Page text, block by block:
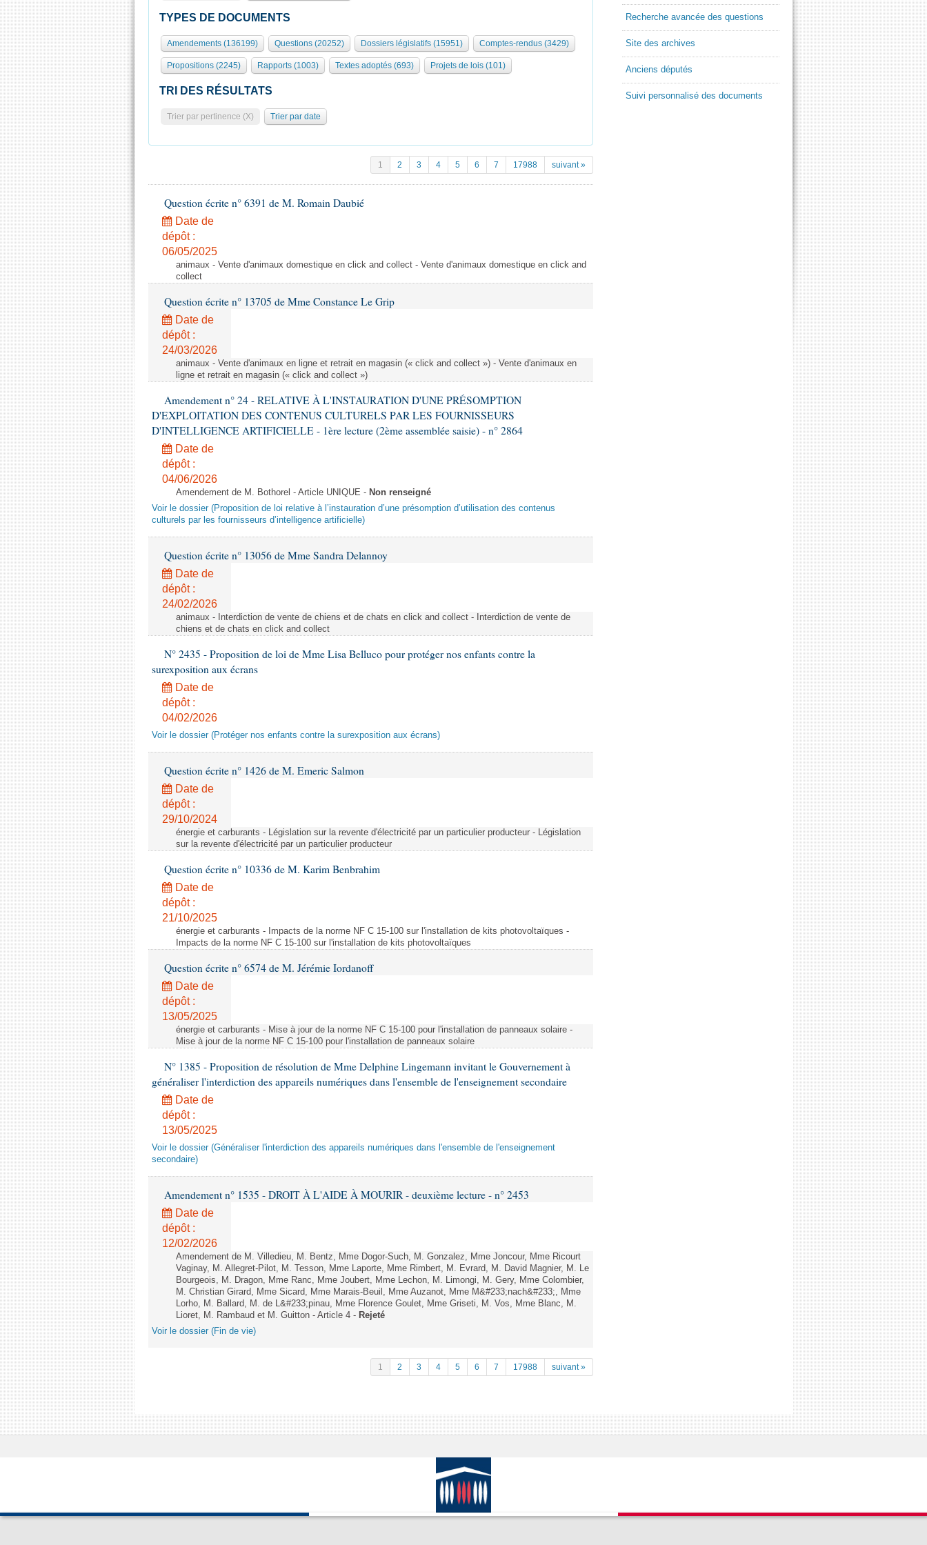
TYPES DE DOCUMENTS
Amendements (136199) Questions (20252) Dossiers législatifs (15951) Comptes-rendus (3429)
Propositions (2245) Rapports (1003) Textes adoptés (693) Projets de lois (101)
TRI DES RÉSULTATS
Trier par pertinence (X) Trier par date
1 2 3 4 5 6 7 17988 suivant »
Question écrite n° 6391 de M. Romain Daubié
Date de
dépôt :
06/05/2025
animaux - Vente d'animaux domestique en click and collect - Vente d'animaux domestique en click and
collect
Question écrite n° 13705 de Mme Constance Le Grip
Date de
dépôt :
24/03/2026
animaux - Vente d'animaux en ligne et retrait en magasin (« click and collect ») - Vente d'animaux en
ligne et retrait en magasin (« click and collect »)
Amendement n° 24 - RELATIVE À L'INSTAURATION D'UNE PRÉSOMPTION
D'EXPLOITATION DES CONTENUS CULTURELS PAR LES FOURNISSEURS
D'INTELLIGENCE ARTIFICIELLE - 1ère lecture (2ème assemblée saisie) - n° 2864
Date de
dépôt :
04/06/2026
Amendement de M. Bothorel - Article UNIQUE - Non renseigné
Voir le dossier (Proposition de loi relative à l’instauration d’une présomption d’utilisation des contenus
culturels par les fournisseurs d’intelligence artificielle)
Question écrite n° 13056 de Mme Sandra Delannoy
Date de
dépôt :
24/02/2026
animaux - Interdiction de vente de chiens et de chats en click and collect - Interdiction de vente de
chiens et de chats en click and collect
N° 2435 - Proposition de loi de Mme Lisa Belluco pour protéger nos enfants contre la
surexposition aux écrans
Date de
dépôt :
04/02/2026
Voir le dossier (Protéger nos enfants contre la surexposition aux écrans)
Question écrite n° 1426 de M. Emeric Salmon
Date de
dépôt :
29/10/2024
énergie et carburants - Législation sur la revente d'électricité par un particulier producteur - Législation
sur la revente d'électricité par un particulier producteur
Question écrite n° 10336 de M. Karim Benbrahim
Date de
dépôt :
21/10/2025
énergie et carburants - Impacts de la norme NF C 15-100 sur l'installation de kits photovoltaïques -
Impacts de la norme NF C 15-100 sur l'installation de kits photovoltaïques
Question écrite n° 6574 de M. Jérémie Iordanoff
Date de
dépôt :
13/05/2025
énergie et carburants - Mise à jour de la norme NF C 15-100 pour l'installation de panneaux solaire -
Mise à jour de la norme NF C 15-100 pour l'installation de panneaux solaire
N° 1385 - Proposition de résolution de Mme Delphine Lingemann invitant le Gouvernement à
généraliser l'interdiction des appareils numériques dans l'ensemble de l'enseignement secondaire
Date de
dépôt :
13/05/2025
Voir le dossier (Généraliser l'interdiction des appareils numériques dans l'ensemble de l'enseignement
secondaire)
Amendement n° 1535 - DROIT À L'AIDE À MOURIR - deuxième lecture - n° 2453
Date de
dépôt :
12/02/2026
Amendement de M. Villedieu, M. Bentz, Mme Dogor-Such, M. Gonzalez, Mme Joncour, Mme Ricourt
Vaginay, M. Allegret-Pilot, M. Tesson, Mme Laporte, Mme Rimbert, M. Evrard, M. David Magnier, M. Le
Bourgeois, M. Dragon, Mme Ranc, Mme Joubert, Mme Lechon, M. Limongi, M. Gery, Mme Colombier,
M. Christian Girard, Mme Sicard, Mme Marais-Beuil, Mme Auzanot, Mme M&#233;nach&#233;, Mme
Lorho, M. Ballard, M. de L&#233;pinau, Mme Florence Goulet, Mme Griseti, M. Vos, Mme Blanc, M.
Lioret, M. Rambaud et M. Guitton - Article 4 - Rejeté
Voir le dossier (Fin de vie)
1 2 3 4 5 6 7 17988 suivant »
Recherche avancée des questions
Site des archives
Anciens députés
Suivi personnalisé des documents